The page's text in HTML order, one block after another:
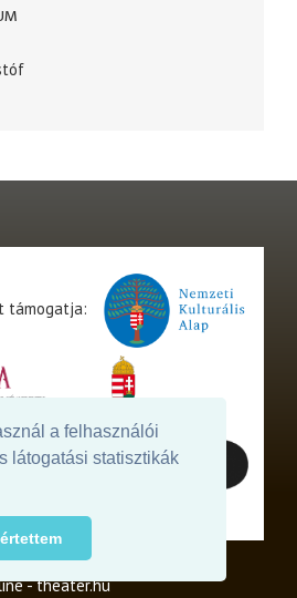
a felhasználói
látogatási statisztikák
támogatja:
-theater.hu